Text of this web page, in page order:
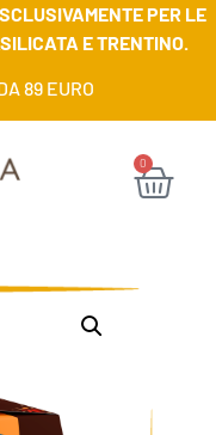
PER LE
E TRENTINO.
89 EURO
0